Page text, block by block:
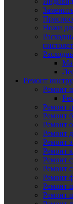
Ножи
Ремонт
Ремонт
Ремонт
Ремонт
Ремонт
Ремонт
Ремонт
Ремонт
Ремонт
Ремонт
Ремонт
Ремонт
Ремонт